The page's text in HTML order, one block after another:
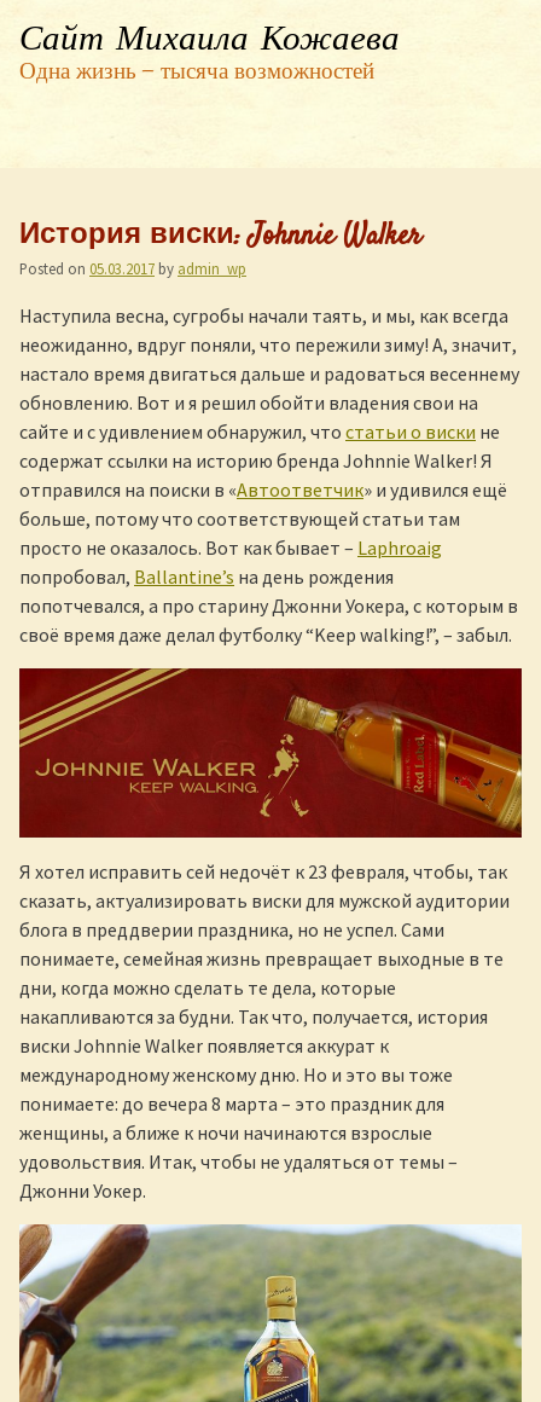
Сайт Михаила Кожаева
Одна жизнь — тысяча возможностей
История виски: Johnnie Walker
Posted on 05.03.2017 by admin_wp
Наступила весна, сугробы начали таять, и мы, как всегда
неожиданно, вдруг поняли, что пережили зиму! А, значит,
настало время двигаться дальше и радоваться весеннему
обновлению. Вот и я решил обойти владения свои на
сайте и с удивлением обнаружил, что статьи о виски не
содержат ссылки на историю бренда Johnnie Walker! Я
отправился на поиски в «Автоответчик» и удивился ещё
больше, потому что соответствующей статьи там
просто не оказалось. Вот как бывает – Laphroaig
попробовал, Ballantine’s на день рождения
попотчевался, а про старину Джонни Уокера, с которым в
своё время даже делал футболку “Keep walking!”, – забыл.
Я хотел исправить сей недочёт к 23 февраля, чтобы, так
сказать, актуализировать виски для мужской аудитории
блога в преддверии праздника, но не успел. Сами
понимаете, семейная жизнь превращает выходные в те
дни, когда можно сделать те дела, которые
накапливаются за будни. Так что, получается, история
виски Johnnie Walker появляется аккурат к
международному женскому дню. Но и это вы тоже
понимаете: до вечера 8 марта – это праздник для
женщины, а ближе к ночи начинаются взрослые
удовольствия. Итак, чтобы не удаляться от темы –
Джонни Уокер.